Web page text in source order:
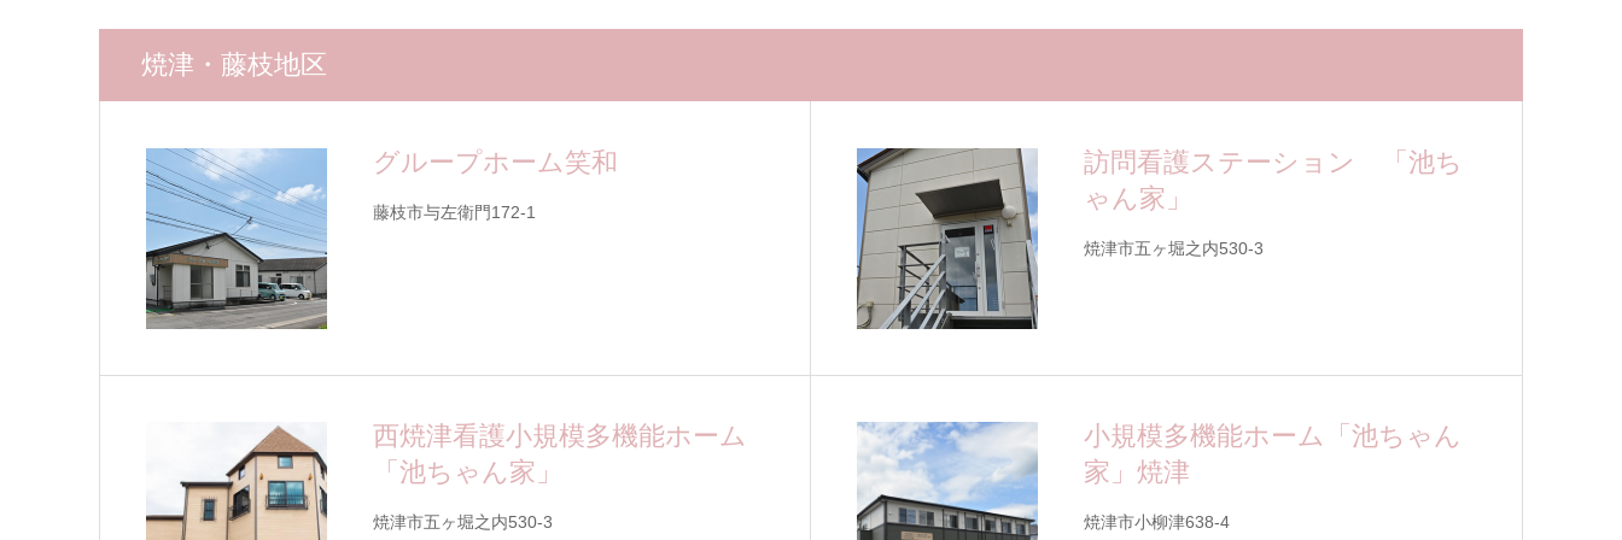
焼津・藤枝地区
グループホーム笑和
藤枝市与左衛門172-1
訪問看護ステーション 「池ち
ゃん家」
焼津市五ヶ堀之内530-3
西焼津看護小規模多機能ホーム
「池ちゃん家」
焼津市五ヶ堀之内530-3
小規模多機能ホーム「池ちゃん
家」焼津
焼津市小柳津638-4